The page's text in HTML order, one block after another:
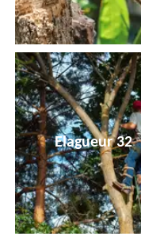
Elagueur 32